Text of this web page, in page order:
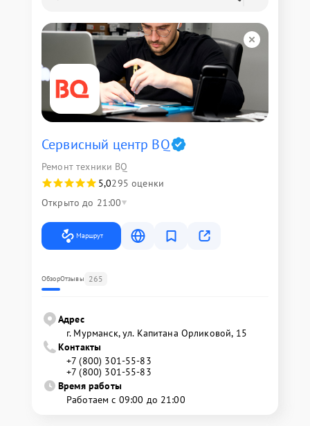
Сервисный центр BQ
Ремонт техники BQ
5,0295 оценки
Открыто до 21:00
Маршрут
ОбзорОтзывы 265
Адрес
г. Мурманск, ул. Капитана Орликовой, 15
Контакты
+7 (800) 301-55-83
+7 (800) 301-55-83
Время работы
Работаем с 09:00 до 21:00